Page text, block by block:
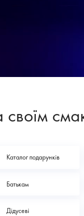
Каталог подарунків
Батькам
Дідусеві